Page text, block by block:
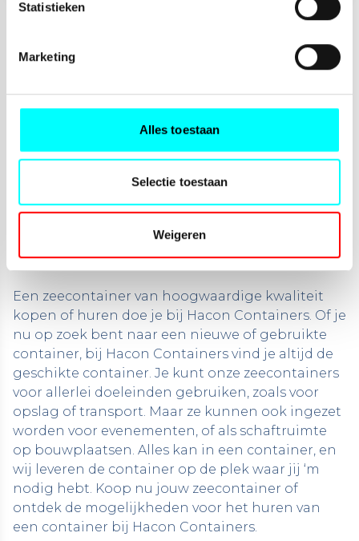
Statistieken
Marketing
Alles toestaan
Selectie toestaan
Weigeren
ZEECONTAINER
KOPEN OF HUREN?
HACON CONTAINERS!
Een zeecontainer van hoogwaardige kwaliteit
kopen of huren doe je bij Hacon Containers. Of je
nu op zoek bent naar een nieuwe of gebruikte
container, bij Hacon Containers vind je altijd de
geschikte container. Je kunt onze zeecontainers
voor allerlei doeleinden gebruiken, zoals voor
opslag of transport. Maar ze kunnen ook ingezet
worden voor evenementen, of als schaftruimte
op bouwplaatsen. Alles kan in een container, en
wij leveren de container op de plek waar jij ‘m
nodig hebt. Koop nu jouw zeecontainer of
ontdek de mogelijkheden voor het huren van
een container bij Hacon Containers.